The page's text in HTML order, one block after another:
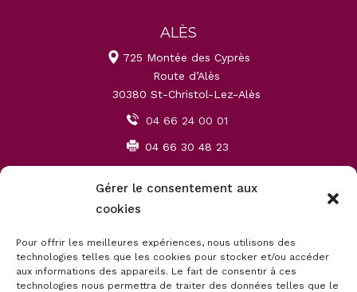
Gérer le consentement aux
cookies
Pour offrir les meilleures expériences, nous utilisons des
technologies telles que les cookies pour stocker et/ou accéder
aux informations des appareils. Le fait de consentir à ces
technologies nous permettra de traiter des données telles que le
ALÈS
725 Montée des Cyprès
Route d’Alès
30380 St-Christol-Lez-Alès
04 66 24 00 01
04 66 30 48 23
450 rue de la Jasse de Maurin
ZAC Garosud
34000 Montpellier